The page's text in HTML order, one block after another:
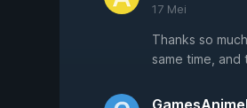
17 Mei
Thanks so
same time, and